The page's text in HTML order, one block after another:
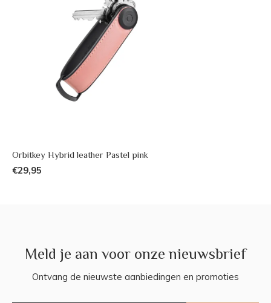
Orbitkey Hybrid leather Pastel pink
€29,95
Meld je aan voor onze nieuwsbrief
Ontvang de nieuwste aanbiedingen en promoties